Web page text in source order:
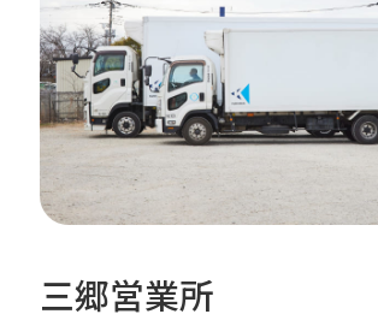
三郷営業所